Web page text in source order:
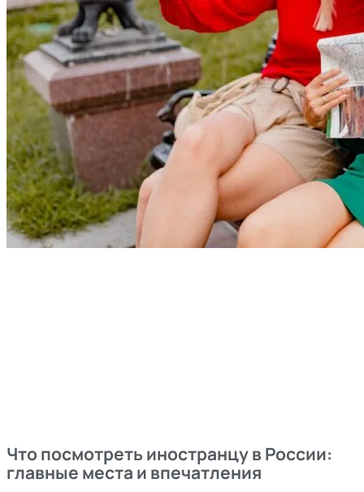
Что посмотреть иностранцу в России:
главные места и впечатления